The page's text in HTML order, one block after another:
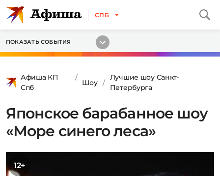
СПБ
ПОКАЗАТЬ СОБЫТИЯ
Афиша КП
Спб
Шоу
Лучшие шоу Санкт-
Петербурга
Японское барабанное шоу
«Море синего леса»
12+